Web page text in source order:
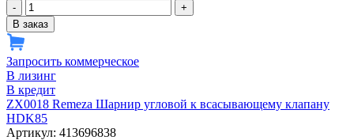
-
+
В заказ
Запросить коммерческое
В лизинг
В кредит
ZX0018 Remeza Шарнир угловой к всасывающему клапану
HDK85
Артикул: 413696838